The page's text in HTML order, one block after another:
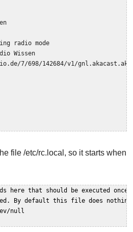
radio mode
Wissen
7/698/142684/v1/
file /etc/rc.local, so it starts when
here that should be executed
By default this file does
null